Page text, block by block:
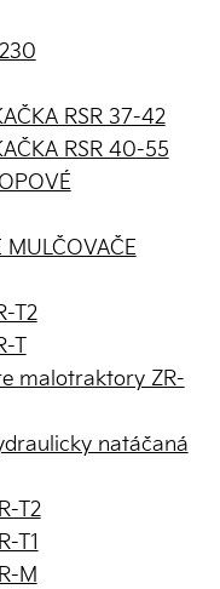
RSR 37-42
RSR 40-55
MULČOVAČE
T2
T
malotraktory ZR-
natáčaná
T2
T1
M